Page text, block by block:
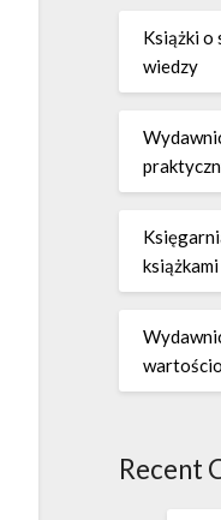
Książki o
wiedzy
Recent